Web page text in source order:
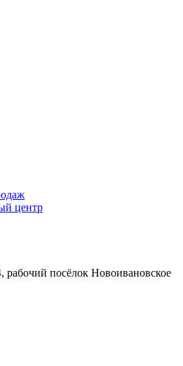
центр
рабочий посёлок Новоивановское